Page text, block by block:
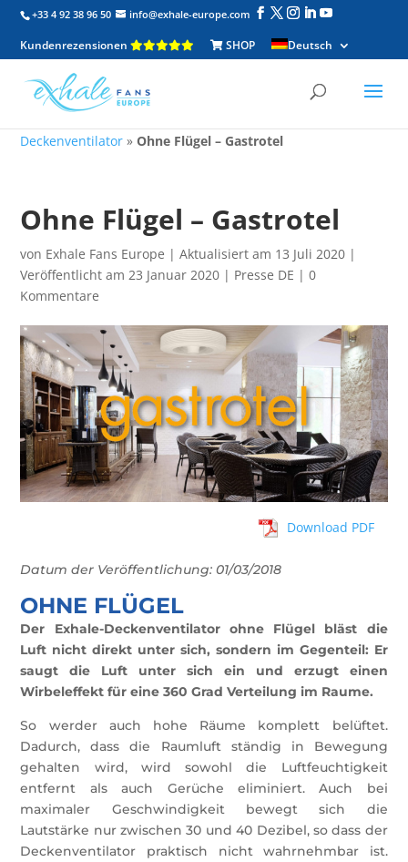
Deckenventilator »Ohne Flügel – Gastrotel
+33 4 92 38 96 50 info@exhale-europe.com
Kundenrezensionen SHOP Deutsch
Ohne Flügel – Gastrotel
von Exhale Fans Europe |Aktualisiert am 13 Juli 2020 |
Veröffentlicht am 23 Januar 2020 | Presse DE |0
Kommentare
Download PDF
Datum der Veröffentlichung: 01/03/2018
OHNE FLÜGEL
Der Exhale-Deckenventilator ohne Flügel bläst die
Luft nicht direkt unter sich, sondern im Gegenteil: Er
saugt die Luft unter sich ein und erzugt einen
Wirbeleffekt für eine 360 Grad Verteilung im Raume.
So werder auch hohe Räume komplett belüftet.
Dadurch, dass die Raumluft ständig in Bewegung
gehalten wird, wird sowohl die Luftfeuchtigkeit
entfernt als auch Gerüche eliminiert. Auch bei
maximaler Geschwindigkeit bewegt sich die
Lautstärke nur zwischen 30 und 40 Dezibel, so dass der
Deckenventilator praktisch nicht wahrnehmbar ist.